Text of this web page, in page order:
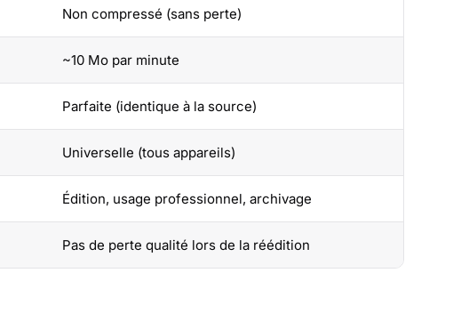
Non compressé (sans perte)
~10 Mo par minute
Parfaite (identique à la source)
Universelle (tous appareils)
Édition, usage professionnel, archivage
Pas de perte qualité lors de la réédition